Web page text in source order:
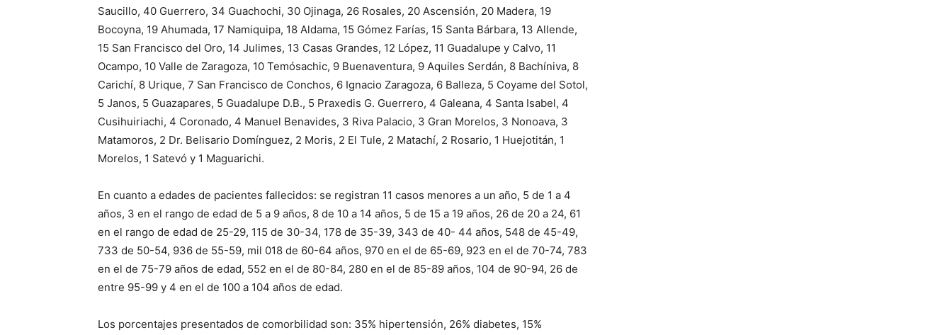
Saucillo, 40 Guerrero, 34 Guachochi, 30 Ojinaga, 26 Rosales, 20 Ascensión, 20 Madera, 19
Bocoyna, 19 Ahumada, 17 Namiquipa, 18 Aldama, 15 Gómez Farías, 15 Santa Bárbara, 13 Allende,
15 San Francisco del Oro, 14 Julimes, 13 Casas Grandes, 12 López, 11 Guadalupe y Calvo, 11
Ocampo, 10 Valle de Zaragoza, 10 Temósachic, 9 Buenaventura, 9 Aquiles Serdán, 8 Bachíniva, 8
Carichí, 8 Urique, 7 San Francisco de Conchos, 6 Ignacio Zaragoza, 6 Balleza, 5 Coyame del Sotol,
5 Janos, 5 Guazapares, 5 Guadalupe D.B., 5 Praxedis G. Guerrero, 4 Galeana, 4 Santa Isabel, 4
Cusihuiriachi, 4 Coronado, 4 Manuel Benavides, 3 Riva Palacio, 3 Gran Morelos, 3 Nonoava, 3
Matamoros, 2 Dr. Belisario Domínguez, 2 Moris, 2 El Tule, 2 Matachí, 2 Rosario, 1 Huejotitán, 1
Morelos, 1 Satevó y 1 Maguarichi.
En cuanto a edades de pacientes fallecidos: se registran 11 casos menores a un año, 5 de 1 a 4
años, 3 en el rango de edad de 5 a 9 años, 8 de 10 a 14 años, 5 de 15 a 19 años, 26 de 20 a 24, 61
en el rango de edad de 25-29, 115 de 30-34, 178 de 35-39, 343 de 40- 44 años, 548 de 45-49,
733 de 50-54, 936 de 55-59, mil 018 de 60-64 años, 970 en el de 65-69, 923 en el de 70-74, 783
en el de 75-79 años de edad, 552 en el de 80-84, 280 en el de 85-89 años, 104 de 90-94, 26 de
entre 95-99 y 4 en el de 100 a 104 años de edad.
Los porcentajes presentados de comorbilidad son: 35% hipertensión, 26% diabetes, 15%